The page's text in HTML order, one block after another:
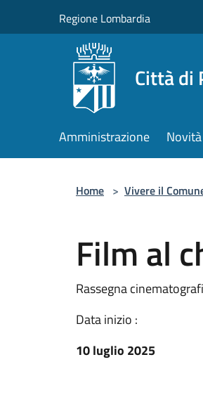
Regione Lombardia
Città di
Amministrazione Novità
Home > Vivere il
Film al
Rassegna
Data inizio :
10 luglio 2025